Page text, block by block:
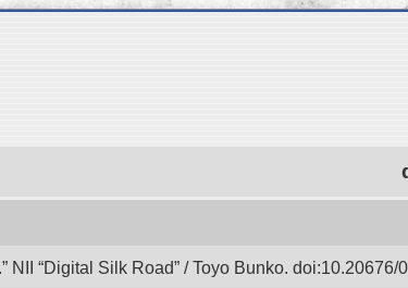
“Digital Silk Road” / Toyo Bunko. doi:10.20676/